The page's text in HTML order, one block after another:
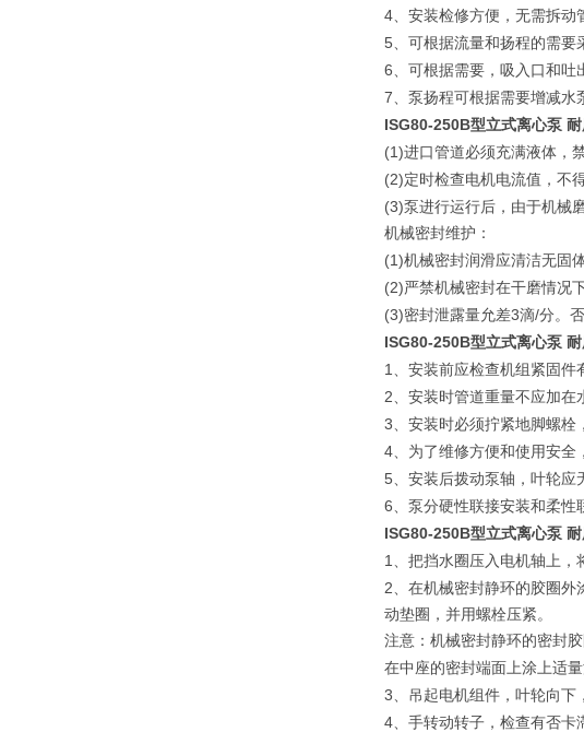
4、安装检修方便，无需拆动
5、可根据流量和扬程的需要
6、可根据需要，吸入口和吐
7、泵扬程可根据需要增减水
ISG80-250B型立式离心泵
(1)进口管道必须充满液体，
(2)定时检查电机电流值，不
(3)泵进行运行后，由于机械
机械密封维护：
(1)机械密封润滑应清洁无固
(2)严禁机械密封在干磨情况
(3)密封泄露量允差3滴/分。
ISG80-250B型立式离心泵
1 、安装前应检查机组紧固件
2、安装时管道重量不应加在
3、安装时必须拧紧地脚螺栓
4、为了维修方便和使用安全
5、安装后拨动泵轴，叶轮应
6、泵分硬性联接安装和柔性
ISG80-250B型立式离心泵
1 、把挡水圈压入电机轴上，
2、在机械密封静环的胶圈外
动垫圈，并用螺栓压紧。
注意：机械密封静环的密封
在中座的密封端面上涂上适
3、吊起电机组件，叶轮向下
4、手转动转子，检查有否卡